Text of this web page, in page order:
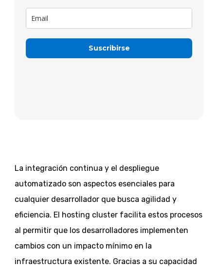
Suscribirse
La integración continua y el despliegue
automatizado son aspectos esenciales para
cualquier desarrollador que busca agilidad y
eficiencia. El hosting cluster facilita estos procesos
al permitir que los desarrolladores implementen
cambios con un impacto mínimo en la
infraestructura existente. Gracias a su capacidad